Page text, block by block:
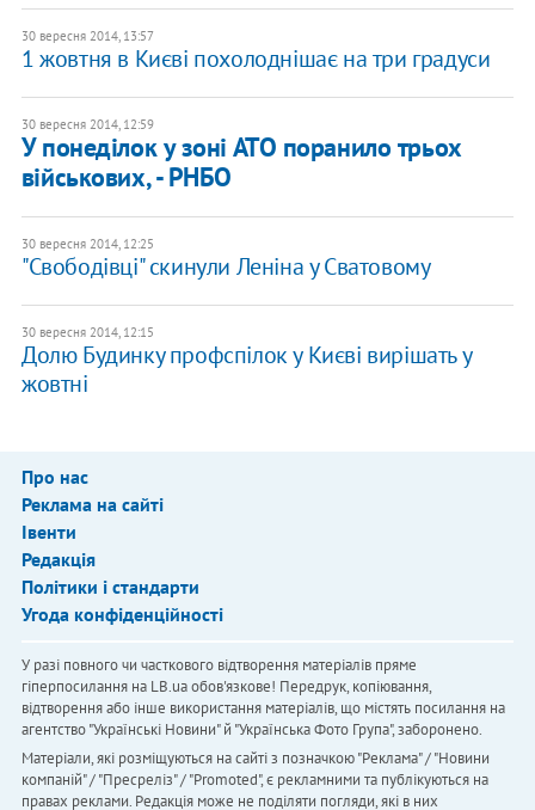
30 вересня 2014, 13:57
1 жовтня в Києві похолоднішає на три градуси
30 вересня 2014, 12:59
У понеділок у зоні АТО поранило трьох
військових, - РНБО
30 вересня 2014, 12:25
"Свободівці" скинули Леніна у Сватовому
30 вересня 2014, 12:15
Долю Будинку профспілок у Києві вирішать у
жовтні
Про нас
Реклама на сайті
Івенти
Редакція
Політики і стандарти
Угода конфіденційності
У разі повного чи часткового відтворення матеріалів пряме
гіперпосилання на LB.ua обов'язкове! Передрук, копіювання,
відтворення або інше використання матеріалів, що містять посилання на
агентство "Українськi Новини" й "Українська Фото Група", заборонено.
Матеріали, які розміщуються на сайті з позначкою "Реклама" / "Новини
компаній" / "Пресреліз" / "Promoted", є рекламними та публікуються на
правах реклами. Редакція може не поділяти погляди, які в них